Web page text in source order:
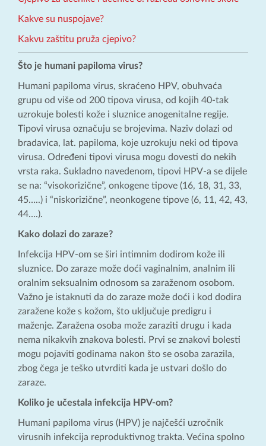
Kakve su nuspojave?
Kakvu zaštitu pruža cjepivo?
Što je humani papiloma virus?
Humani papiloma virus, skraćeno HPV, obuhvaća
grupu od više od 200 tipova virusa, od kojih 40-tak
uzrokuje bolesti kože i sluznice anogenitalne regije.
Tipovi virusa označuju se brojevima. Naziv dolazi od
bradavica, lat. papiloma, koje uzrokuju neki od tipova
virusa. Određeni tipovi virusa mogu dovesti do nekih
vrsta raka. Sukladno navedenom, tipovi HPV-a se dijele
se na: “visokorizične”, onkogene tipove (16, 18, 31, 33,
45…..) i “niskorizične”, neonkogene tipove (6, 11, 42, 43,
44….).
Kako dolazi do zaraze?
Infekcija HPV-om se širi intimnim dodirom kože ili
sluznice. Do zaraze može doći vaginalnim, analnim ili
oralnim seksualnim odnosom sa zaraženom osobom.
Važno je istaknuti da do zaraze može doći i kod dodira
zaražene kože s kožom, što uključuje predigru i
maženje. Zaražena osoba može zaraziti drugu i kada
nema nikakvih znakova bolesti. Prvi se znakovi bolesti
mogu pojaviti godinama nakon što se osoba zarazila,
zbog čega je teško utvrditi kada je ustvari došlo do
zaraze.
Koliko je učestala infekcija HPV-om?
Humani papiloma virus (HPV) je najčešći uzročnik
virusnih infekcija reproduktivnog trakta. Većina spolno